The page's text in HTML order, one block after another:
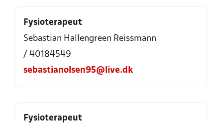
Fysioterapeut
Sebastian Hallengreen Reissmann
/ 40184549
sebastianolsen95@live.dk
Fysioterapeut